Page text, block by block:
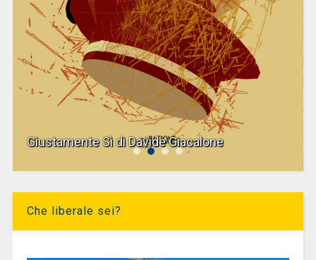
Giustamente Sì di Davide Giacalone
Che liberale sei?